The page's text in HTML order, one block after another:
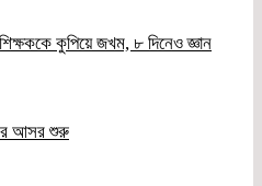
কুপিয়ে জখম, ৮ দিনেও জ্ঞান
আসর শুরু